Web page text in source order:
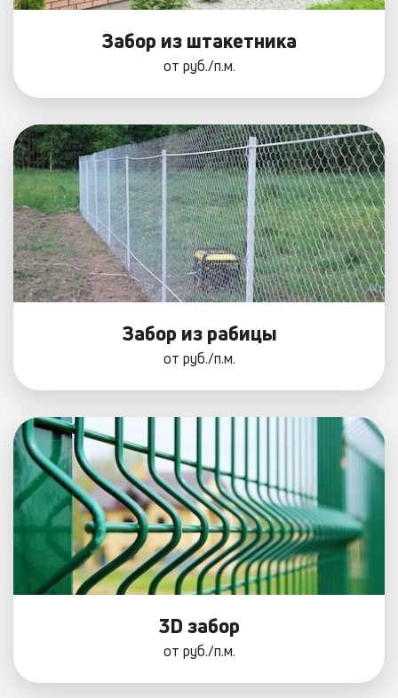
Забор из штакетника
от руб./п.м.
Забор из рабицы
от руб./п.м.
3D забор
от руб./п.м.